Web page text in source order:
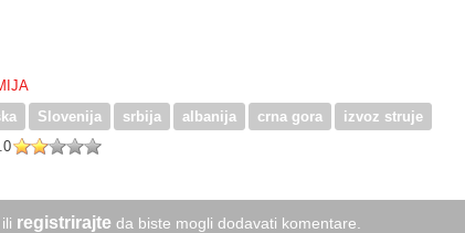
Slovenija srbija albanija crna gora
izvoz struje
ili registrirajte da biste mogli dodavati komentare.